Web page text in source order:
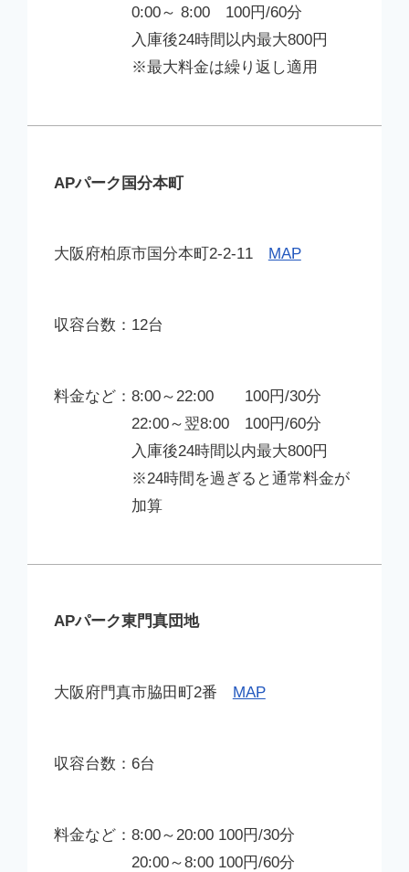
0:00～ 8:00 100円/60分
入庫後24時間以内最大800円
※最大料金は繰り返し適用
APパーク国分本町
大阪府柏原市国分本町2-2-11 MAP
12台
8:00～22:00 100円/30分
22:00～翌8:00 100円/60分
入庫後24時間以内最大800円
※24時間を過ぎると通常料金が
加算
APパーク東門真団地
大阪府門真市脇田町2番 MAP
6台
8:00～20:00 100円/30分
20:00～8:00 100円/60分